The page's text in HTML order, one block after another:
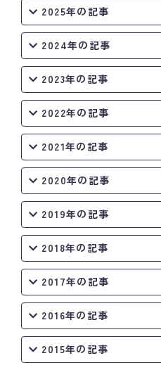
2025年の記事
2024年の記事
2023年の記事
2022年の記事
2021年の記事
2020年の記事
2019年の記事
2018年の記事
2017年の記事
2016年の記事
2015年の記事